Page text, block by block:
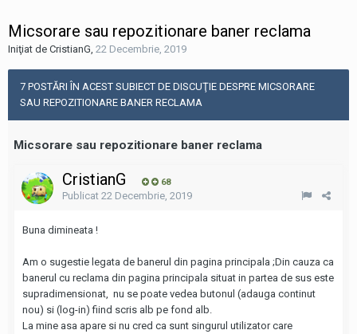
Micsorare sau repozitionare baner reclama
Iniţiat de CristianG 22 Decembrie, 2019
7 POSTĂRI ÎN ACEST SUBIECT DE DISCUŢIE DESPRE MICSORARE
SAU REPOZITIONARE BANER RECLAMA
Micsorare sau repozitionare baner reclama
CristianG 68
Publicat 22 Decembrie, 2019
Buna dimineata !
Am o sugestie legata de banerul din pagina principala ;Din cauza ca
banerul cu reclama din pagina principala situat in partea de sus este
supradimensionat, nu se poate vedea butonul (adauga continut
nou) si (log-in) fiind scris alb pe fond alb.
La mine asa apare si nu cred ca sunt singurul utilizator care